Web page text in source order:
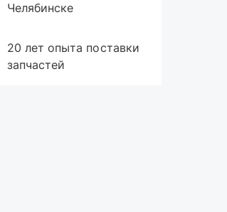
Челябинске
20 лет опыта поставки
запчастей